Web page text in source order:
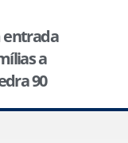
entrada
a
90